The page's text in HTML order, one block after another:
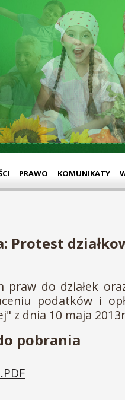
PRAWO KOMUNIKATY
Protest
praw do działek
podatków i
z dnia 10 maja
pobrania